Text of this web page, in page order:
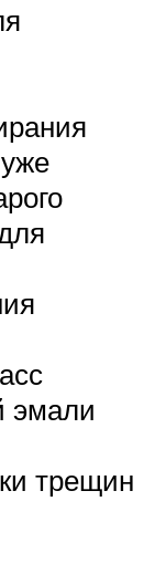
эмали
трещин